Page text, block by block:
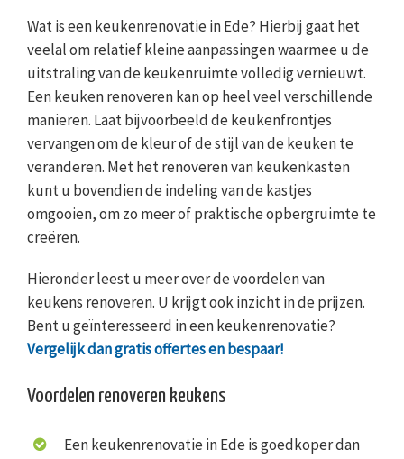
Wat is een keukenrenovatie in Ede? Hierbij gaat het
veelal om relatief kleine aanpassingen waarmee u de
uitstraling van de keukenruimte volledig vernieuwt.
Een keuken renoveren kan op heel veel verschillende
manieren. Laat bijvoorbeeld de keukenfrontjes
vervangen om de kleur of de stijl van de keuken te
veranderen. Met het renoveren van keukenkasten
kunt u bovendien de indeling van de kastjes
omgooien, om zo meer of praktische opbergruimte te
creëren.
Hieronder leest u meer over de voordelen van
keukens renoveren. U krijgt ook inzicht in de prijzen.
Bent u geïnteresseerd in een keukenrenovatie?
Vergelijk dan gratis offertes en bespaar!
Voordelen renoveren keukens
Een keukenrenovatie in Ede is goedkoper dan